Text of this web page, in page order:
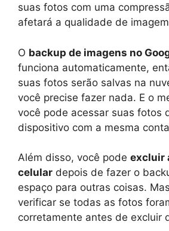
suas fotos com uma
afetará a qualidade de
O backup de imagens no
funciona automaticamente,
suas fotos serão salvas na
você precise fazer nada. E o
você pode acessar suas fotos
dispositivo com a mesma
Além disso, você pode excluir
celular depois de fazer o
espaço para outras coisas.
verificar se todas as fotos
corretamente antes de excluir